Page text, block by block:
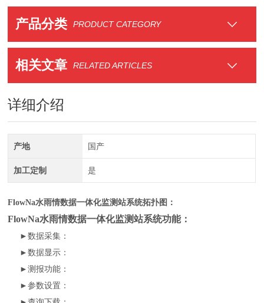
产品分类 PRODUCT CATEGORY
相关文章 RELATED ARTICLES
详细介绍
产地 国产
加工定制 是
FlowNa水雨情数据一体化监测站系统拓扑图：
FlowNa水雨情数据一体化监测站系统功能：
►数据采集：
►数据显示：
►测报功能：
►参数设置：